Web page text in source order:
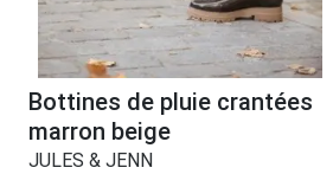
Bottines de pluie crantées
marron beige
JULES & JENN